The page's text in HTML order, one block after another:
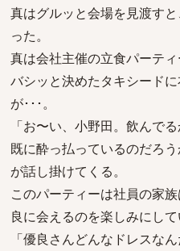
真はグルッと会場を見渡す
った。
真は会社主催の立食パーティ
バシッと決めたタキシード
が･･･。
「お〜い、小野田。飲んで
既に酔っ払っているのだろ
が話し掛けてくる。
このパーティーは社員の家
良に会えるのを楽しみにして
「優良さんどんなドレスな